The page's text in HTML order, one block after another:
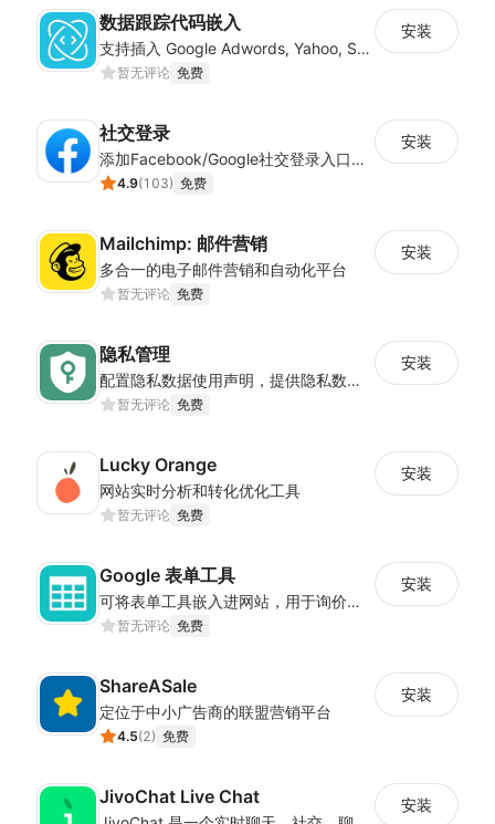
数据跟踪代码嵌入
支持插入 Google Adwords, Yahoo, Snapchat 等平台的数据跟踪代码
暂无评论 免费
安装
社交登录
添加Facebook/Google社交登录入口，简化顾客注册流程
4.9(103) 免费
安装
Mailchimp: 邮件营销
多合一的电子邮件营销和自动化平台
暂无评论 免费
安装
隐私管理
配置隐私数据使用声明，提供隐私数据控制，确保店铺符合经营地隐私法案
暂无评论 免费
安装
Lucky Orange
网站实时分析和转化优化工具
暂无评论 免费
安装
Google 表单工具
可将表单工具嵌入进网站，用于询价、合作等场景
暂无评论 免费
安装
ShareASale
定位于中小广告商的联盟营销平台
4.5(2) 免费
安装
JivoChat Live Chat 安装